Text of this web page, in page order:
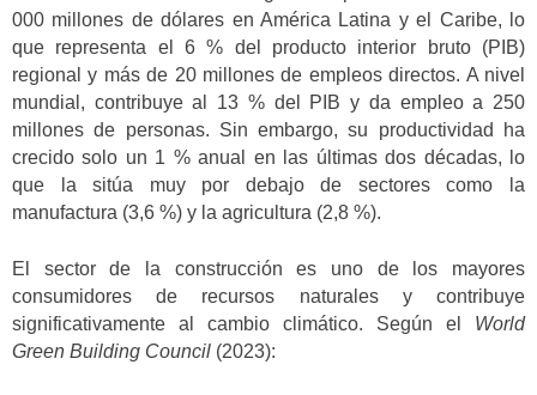
000 millones de dólares en América Latina y el Caribe, lo
que representa el 6 % del producto interior bruto (PIB)
regional y más de 20 millones de empleos directos. A nivel
mundial, contribuye al 13 % del PIB y da empleo a 250
millones de personas. Sin embargo, su productividad ha
crecido solo un 1 % anual en las últimas dos décadas, lo
que la sitúa muy por debajo de sectores como la
manufactura (3,6 %) y la agricultura (2,8 %).
El sector de la construcción es uno de los mayores
consumidores de recursos naturales y contribuye
significativamente al cambio climático. Según el World
Green Building Council (2023):